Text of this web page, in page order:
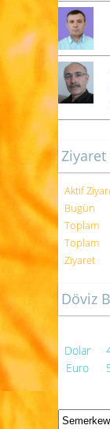
Aktif
Bugün
Toplam
Toplam
Ziyaret
Döviz
Dolar
Euro